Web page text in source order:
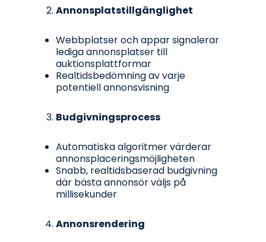
Annonsplatstillgänglighet
Webbplatser och appar signalerar
lediga annonsplatser till
auktionsplattformar
Realtidsbedömning av varje
potentiell annonsvisning
Budgivningsprocess
Automatiska algoritmer värderar
annonsplaceringsmöjligheten
Snabb, realtidsbaserad budgivning
där bästa annonsör väljs på
millisekunder
Annonsrendering